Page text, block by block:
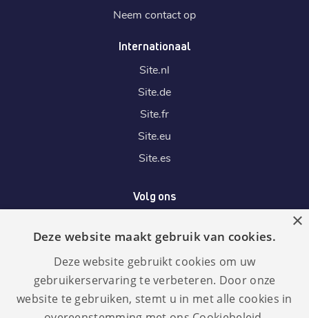
Neem contact op
Internationaal
Site.nl
Site.de
Site.fr
Site.eu
Site.es
Volg ons
Wij accepteren
×
Deze website maakt gebruik van cookies.
Deze website gebruikt cookies om uw
gebruikerservaring te verbeteren. Door onze
website te gebruiken, stemt u in met alle cookies in